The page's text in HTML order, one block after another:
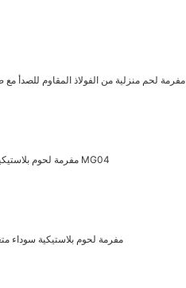
مفرمة لحم منزلية من الفولاذ المقاوم
مفرمة لحوم بلاستيكية حديثة تجمع بين القوة والدقة MG04
مفرمة لحوم بلاستيكية سوداء